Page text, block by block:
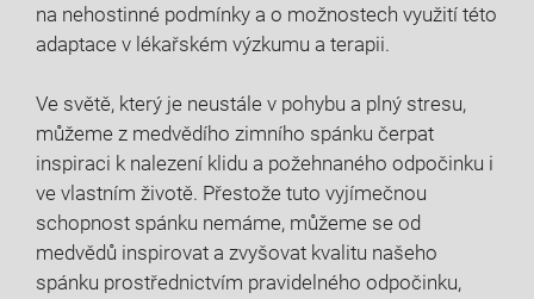
na nehostinné podmínky a o možnostech ​využití ⁢této
adaptace v lékařském výzkumu a terapii.
Ve světě, který je neustále v pohybu a plný stresu,
můžeme‌ z medvědího zimního spánku čerpat
inspiraci k nalezení klidu a požehnaného⁢ odpočinku i
ve vlastním‍ životě. Přestože tuto‍ vyjímečnou
schopnost ​spánku nemáme, můžeme se od
⁤medvědů inspirovat ⁤a zvyšovat kvalitu našeho
spánku prostřednictvím pravidelného odpočinku,